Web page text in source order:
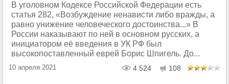
В уголовном Кодексе Российской Федерации есть
статья 282, «Возбуждение ненависти либо вражды, а
равно унижение человеческого достоинства...» В
России наказывают по ней в основном русских, а
инициатором её введения в УК РФ был
высокопоставленный еврей Борис Шпигель. До...
10 апреля 2021 4 524 108